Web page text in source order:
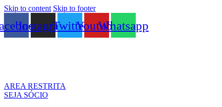
Skip to content Skip to footer
InstagramTwitterYoutubeWhatsapp
AREA RESTRITA
SEJA SÓCIO